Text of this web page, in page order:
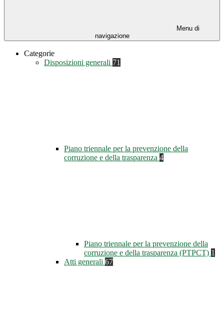
Menu di
navigazione
Categorie
Disposizioni generali 71
Piano triennale per la prevenzione della
corruzione e della trasparenza 4
Piano triennale per la prevenzione della
corruzione e della trasparenza (PTPCT) 1
Atti generali 67